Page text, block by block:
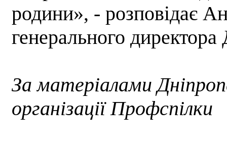
родини», - розповідає
генерального
За матеріалами
організації Профспілки